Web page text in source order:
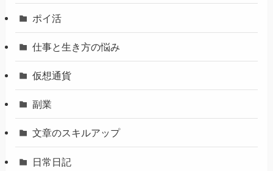
ポイ活
仕事と生き方の悩み
仮想通貨
副業
文章のスキルアップ
日常日記